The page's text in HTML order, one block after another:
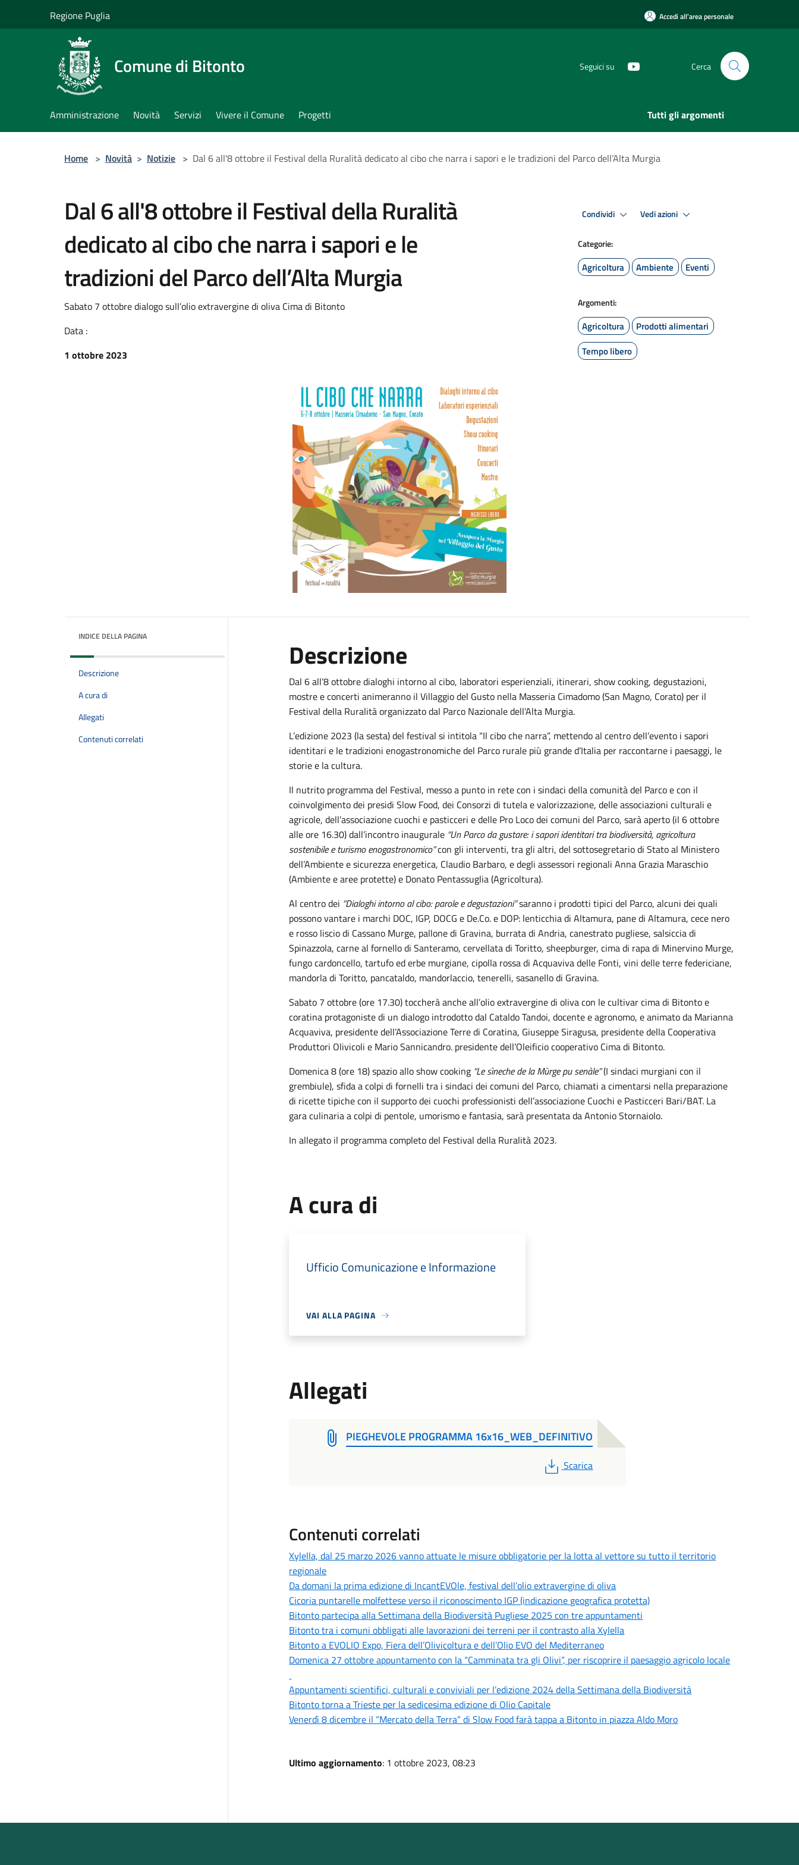
Regione Puglia Accedi all'area personale
Comune di Bitonto Seguici su Cerca
Amministrazione Novità Servizi Vivere il Comune Progetti Tutti gli argomenti
Home > Novità > Notizie > Dal 6 all'8 ottobre il Festival della Ruralità dedicato al cibo che narra i sapori e le tradizioni del Parco dell’Alta Murgia
Dal 6 all'8 ottobre il Festival della Ruralità
dedicato al cibo che narra i sapori e le
tradizioni del Parco dell’Alta Murgia
Sabato 7 ottobre dialogo sull’olio extravergine di oliva Cima di Bitonto
Data :
1 ottobre 2023
Condividi Vedi azioni
Categorie:
Agricoltura Ambiente Eventi
Argomenti:
Agricoltura
Prodotti alimentari
Tempo libero
INDICE DELLA PAGINA
Descrizione
A cura di
Allegati
Contenuti correlati
Descrizione
Dal 6 all’8 ottobre dialoghi intorno al cibo, laboratori esperienziali, itinerari, show cooking, degustazioni,
mostre e concerti animeranno il Villaggio del Gusto nella Masseria Cimadomo (San Magno, Corato) per il
Festival della Ruralità organizzato dal Parco Nazionale dell’Alta Murgia.
L’edizione 2023 (la sesta) del festival si intitola “Il cibo che narra”, mettendo al centro dell’evento i sapori
identitari e le tradizioni enogastronomiche del Parco rurale più grande d’Italia per raccontarne i paesaggi, le
storie e la cultura.
Il nutrito programma del Festival, messo a punto in rete con i sindaci della comunità del Parco e con il
coinvolgimento dei presidi Slow Food, dei Consorzi di tutela e valorizzazione, delle associazioni culturali e
agricole, dell’associazione cuochi e pasticceri e delle Pro Loco dei comuni del Parco, sarà aperto (il 6 ottobre
alle ore 16.30) dall’incontro inaugurale “Un Parco da gustare: i sapori identitari tra biodiversità, agricoltura
sostenibile e turismo enogastronomico”con gli interventi, tra gli altri, del sottosegretario di Stato al Ministero
dell’Ambiente e sicurezza energetica, Claudio Barbaro, e degli assessori regionali Anna Grazia Maraschio
(Ambiente e aree protette) e Donato Pentassuglia (Agricoltura).
Al centro dei “Dialoghi intorno al cibo: parole e degustazioni”saranno i prodotti tipici del Parco, alcuni dei quali
possono vantare i marchi DOC, IGP, DOCG e De.Co. e DOP: lenticchia di Altamura, pane di Altamura, cece nero
e rosso liscio di Cassano Murge, pallone di Gravina, burrata di Andria, canestrato pugliese, salsiccia di
Spinazzola, carne al fornello di Santeramo, cervellata di Toritto, sheepburger, cima di rapa di Minervino Murge,
fungo cardoncello, tartufo ed erbe murgiane, cipolla rossa di Acquaviva delle Fonti, vini delle terre federiciane,
mandorla di Toritto, pancataldo, mandorlaccio, tenerelli, sasanello di Gravina.
Sabato 7 ottobre (ore 17.30) toccherà anche all’olio extravergine di oliva con le cultivar cima di Bitonto e
coratina protagoniste di un dialogo introdotto dal Cataldo Tandoi, docente e agronomo, e animato da Marianna
Acquaviva, presidente dell’Associazione Terre di Coratina, Giuseppe Siragusa, presidente della Cooperativa
Produttori Olivicoli e Mario Sannicandro. presidente dell’Oleificio cooperativo Cima di Bitonto.
Domenica 8 (ore 18) spazio allo show cooking “Le sìneche de la Mùrge pu senàle”(I sindaci murgiani con il
grembiule), sfida a colpi di fornelli tra i sindaci dei comuni del Parco, chiamati a cimentarsi nella preparazione
di ricette tipiche con il supporto dei cuochi professionisti dell’associazione Cuochi e Pasticceri Bari/BAT. La
gara culinaria a colpi di pentole, umorismo e fantasia, sarà presentata da Antonio Stornaiolo.
In allegato il programma completo del Festival della Ruralità 2023.
A cura di
Ufficio Comunicazione e Informazione
VAI ALLA PAGINA
Allegati
PIEGHEVOLE PROGRAMMA 16x16_WEB_DEFINITIVO
PDF
Scarica
Contenuti correlati
Xylella, dal 25 marzo 2026 vanno attuate le misure obbligatorie per la lotta al vettore su tutto il territorio
regionale
Da domani la prima edizione di IncantEVOle, festival dell’olio extravergine di oliva
Cicoria puntarelle molfettese verso il riconoscimento IGP (indicazione geografica protetta)
Bitonto partecipa alla Settimana della Biodiversità Pugliese 2025 con tre appuntamenti
Bitonto tra i comuni obbligati alle lavorazioni dei terreni per il contrasto alla Xylella
Bitonto a EVOLIO Expo, Fiera dell’Olivicoltura e dell’Olio EVO del Mediterraneo
Domenica 27 ottobre appuntamento con la “Camminata tra gli Olivi”, per riscoprire il paesaggio agricolo locale
Appuntamenti scientifici, culturali e conviviali per l’edizione 2024 della Settimana della Biodiversità
Bitonto torna a Trieste per la sedicesima edizione di Olio Capitale
Venerdì 8 dicembre il “Mercato della Terra” di Slow Food farà tappa a Bitonto in piazza Aldo Moro
Ultimo aggiornamento: 1 ottobre 2023, 08:23